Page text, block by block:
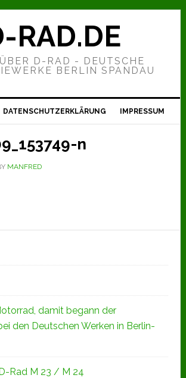
RAD.DE
D-RAD - DEUTSCHE
BERLIN SPANDAU
DATENSCHUTZERKLÄRUNG IMPRESSUM
n
MANFRED
damit begann der
den Deutschen Werken in Berlin-
Rad M 23 / M 24